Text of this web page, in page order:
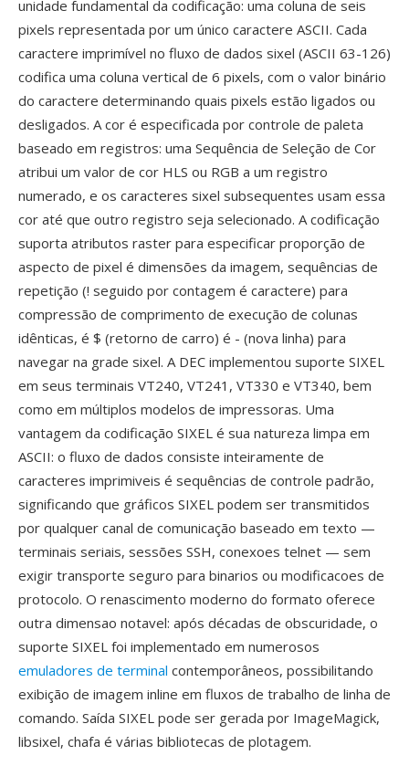
unidade fundamental da codificação: uma coluna de seis
pixels representada por um único caractere ASCII. Cada
caractere imprimível no fluxo de dados sixel (ASCII 63-126)
codifica uma coluna vertical de 6 pixels, com o valor binário
do caractere determinando quais pixels estão ligados ou
desligados. A cor é especificada por controle de paleta
baseado em registros: uma Sequência de Seleção de Cor
atribui um valor de cor HLS ou RGB a um registro
numerado, e os caracteres sixel subsequentes usam essa
cor até que outro registro seja selecionado. A codificação
suporta atributos raster para especificar proporção de
aspecto de pixel é dimensões da imagem, sequências de
repetição (! seguido por contagem é caractere) para
compressão de comprimento de execução de colunas
idênticas, é $ (retorno de carro) é - (nova linha) para
navegar na grade sixel. A DEC implementou suporte SIXEL
em seus terminais VT240, VT241, VT330 e VT340, bem
como em múltiplos modelos de impressoras. Uma
vantagem da codificação SIXEL é sua natureza limpa em
ASCII: o fluxo de dados consiste inteiramente de
caracteres imprimiveis é sequências de controle padrão,
significando que gráficos SIXEL podem ser transmitidos
por qualquer canal de comunicação baseado em texto —
terminais seriais, sessões SSH, conexoes telnet — sem
exigir transporte seguro para binarios ou modificacoes de
protocolo. O renascimento moderno do formato oferece
outra dimensao notavel: após décadas de obscuridade, o
suporte SIXEL foi implementado em numerosos
emuladores de terminal contemporâneos, possibilitando
exibição de imagem inline em fluxos de trabalho de linha de
comando. Saída SIXEL pode ser gerada por ImageMagick,
libsixel, chafa é várias bibliotecas de plotagem.